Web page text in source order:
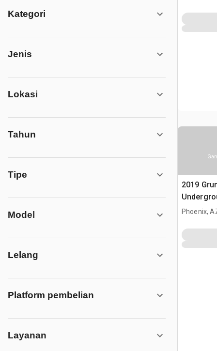
Kategori
Jenis
Lokasi
Tahun
Tipe
Model
Lelang
Platform pembelian
Layanan
2019
Phoenix,